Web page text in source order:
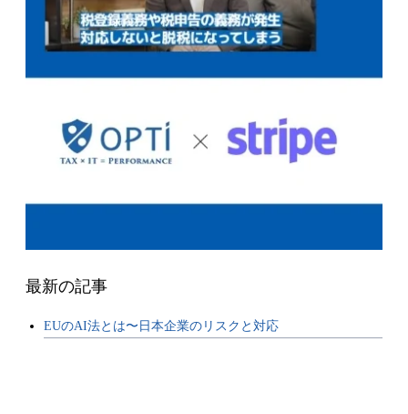
最新の記事
EUのAI法とは〜日本企業のリスクと対応